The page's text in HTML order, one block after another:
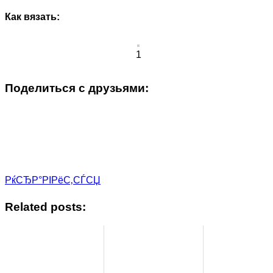
Как вязать:
1
Поделиться с друзьями:
РќСЂР°РІРёС‚СЃСЏ
Related posts: